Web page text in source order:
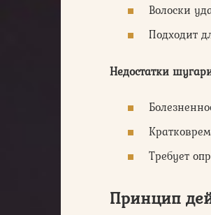
Волоски
Подходит
Недостатки
Требует
Принцип